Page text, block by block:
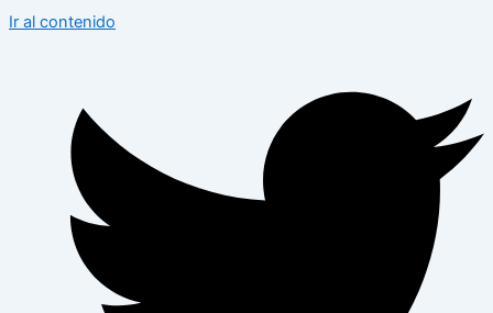
Ir al contenido